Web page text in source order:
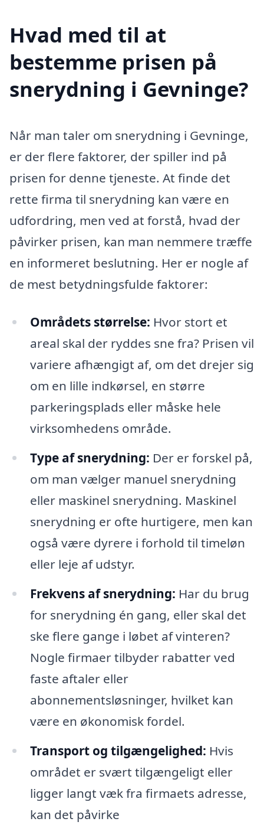
Hvad med til at
bestemme prisen på
snerydning i Gevninge?
Når man taler om snerydning i Gevninge,
er der flere faktorer, der spiller ind på
prisen for denne tjeneste. At finde det
rette firma til snerydning kan være en
udfordring, men ved at forstå, hvad der
påvirker prisen, kan man nemmere træffe
en informeret beslutning. Her er nogle af
de mest betydningsfulde faktorer:
Områdets størrelse: Hvor stort et
areal skal der ryddes sne fra? Prisen vil
variere afhængigt af, om det drejer sig
om en lille indkørsel, en større
parkeringsplads eller måske hele
virksomhedens område.
Type af snerydning: Der er forskel på,
om man vælger manuel snerydning
eller maskinel snerydning. Maskinel
snerydning er ofte hurtigere, men kan
også være dyrere i forhold til timeløn
eller leje af udstyr.
Frekvens af snerydning: Har du brug
for snerydning én gang, eller skal det
ske flere gange i løbet af vinteren?
Nogle firmaer tilbyder rabatter ved
faste aftaler eller
abonnementsløsninger, hvilket kan
være en økonomisk fordel.
Transport og tilgængelighed: Hvis
området er svært tilgængeligt eller
ligger langt væk fra firmaets adresse,
kan det påvirke